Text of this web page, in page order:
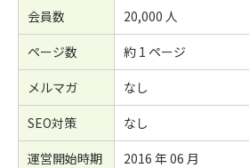
会員数
20,000 人
ページ数
約 1 ページ
メルマガ
なし
SEO対策
なし
運営開始時期
2016 年 06 月